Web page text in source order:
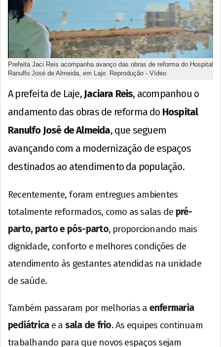
Prefeita Jaci Reis acompanha avanço das obras de reforma do Hospital
Ranulfo José de Almeida, em Laje. Reprodução - Vídeo
A prefeita de Laje, Jaciara Reis, acompanhou o
andamento das obras de reforma do Hospital
Ranulfo José de Almeida, que seguem
avançando com a modernização de espaços
destinados ao atendimento da população.
Recentemente, foram entregues ambientes
totalmente reformados, como as salas de pré-
parto, parto e pós-parto, proporcionando mais
dignidade, conforto e melhores condições de
atendimento às gestantes atendidas na unidade
de saúde.
Também passaram por melhorias a enfermaria
pediátricae a sala de frio. As equipes continuam
trabalhando para que novos espaços sejam